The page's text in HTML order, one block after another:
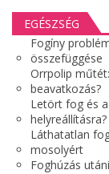
EGÉSZSÉG
Fogíny
összefüggése
Orrpolip
beavatkozás?
Letört fog és
helyreállításra?
Láthatatlan
mosolyért
Foghúzás